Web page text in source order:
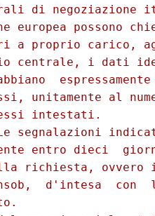
di negoziazione
europea possono
a proprio carico,
centrale, i dati
unitamente al
intestati.
segnalazioni
entro dieci
richiesta, ovvero
d'intesa  con